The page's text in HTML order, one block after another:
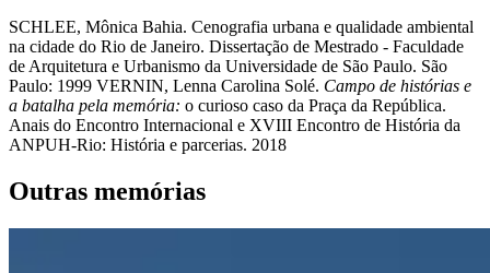
SCHLEE, Mônica Bahia. Cenografia urbana e qualidade ambiental
na cidade do Rio de Janeiro. Dissertação de Mestrado - Faculdade
de Arquitetura e Urbanismo da Universidade de São Paulo. São
Paulo: 1999 VERNIN, Lenna Carolina Solé. Campo de histórias e
a batalha pela memória: o curioso caso da Praça da República.
Anais do Encontro Internacional e XVIII Encontro de História da
ANPUH-Rio: História e parcerias. 2018
Outras memórias